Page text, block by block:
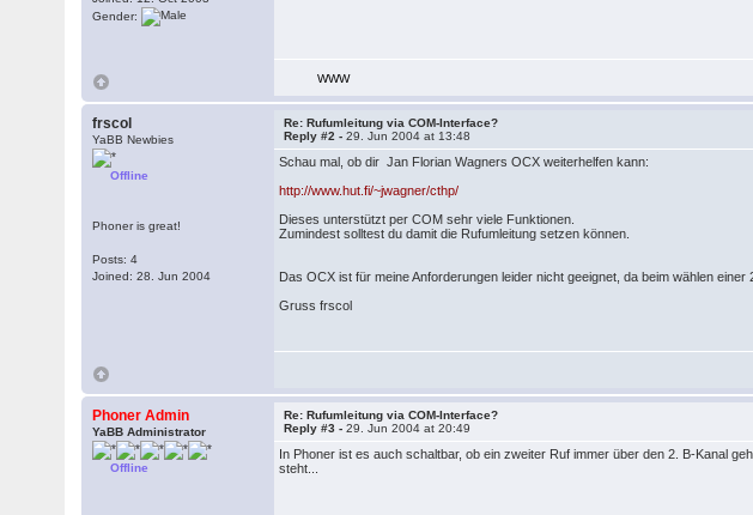
Gender:
WWW
frscol
YaBB Newbies
Offline
Phoner is great!
Posts: 4
Joined: 28. Jun 2004
Re: Rufumleitung via COM-Interface?
Reply #2 -29. Jun 2004 at 13:48
Schau mal, ob dir Jan Florian Wagners OCX weiterhelfen kann:
http://www.hut.fi/~jwagner/cthp/
Dieses unterstützt per COM sehr viele Funktionen.
Zumindest solltest du damit die Rufumleitung setzen können.
Das OCX ist für meine Anforderungen leider nicht geeignet, da beim wählen
Gruss frscol
Phoner Admin
YaBB Administrator
Offline
Re: Rufumleitung via COM-Interface?
Reply #3 -29. Jun 2004 at 20:49
In Phoner ist es auch schaltbar, ob ein zweiter Ruf immer über den 2. B-Kanal
steht...